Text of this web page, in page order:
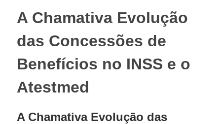
A Chamativa Evolução
das Concessões de
Benefícios no INSS e o
Atestmed
A Chamativa Evolução das